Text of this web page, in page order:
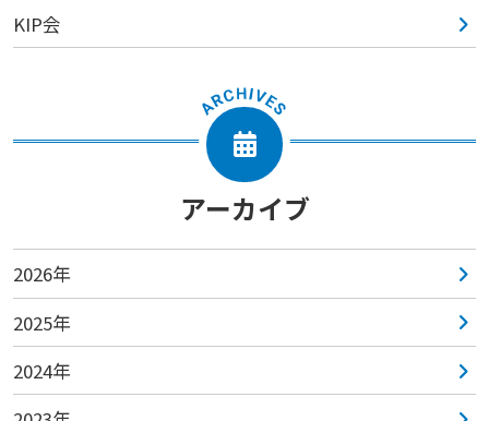
KIP会
アーカイブ
2026年
2025年
2024年